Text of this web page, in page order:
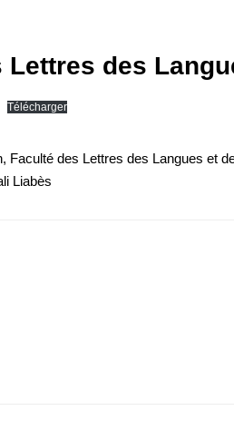
Lettres des
Télécharger
, Faculté des Lettres des Langues et
Liabès